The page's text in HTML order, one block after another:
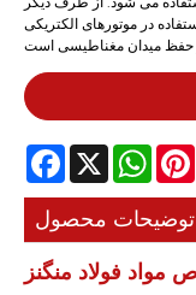
در موتورهای الکتریکی
Facebook
X
توضیحات محصول
مواد فولاد منگنز